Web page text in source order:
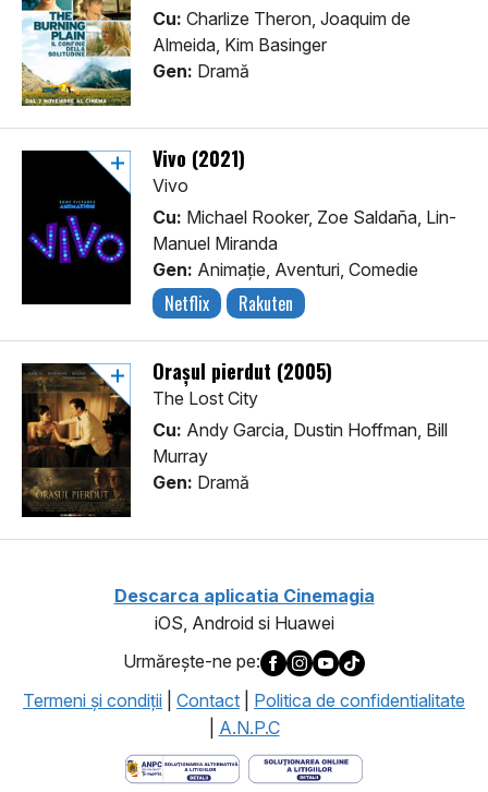
Cu: Charlize Theron, Joaquim de
Almeida, Kim Basinger
Gen: Dramă
Vivo (2021)
Vivo
Cu: Michael Rooker, Zoe Saldaña, Lin-
Manuel Miranda
Gen: Animaţie, Aventuri, Comedie
Netflix Rakuten
Orașul pierdut (2005)
The Lost City
Cu: Andy Garcia, Dustin Hoffman, Bill
Murray
Gen: Dramă
Descarca aplicatia Cinemagia
iOS, Android si Huawei
Urmăreşte-ne pe:
Termeni şi condiţii
Contact
Politica de confidentialitate
A.N.P.C